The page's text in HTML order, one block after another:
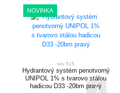
NOVINKA
svv 515
Hydrantový systém penotvorný
UNIPOL 1% s tvarovo stálou
hadicou D33 -20bm pravý